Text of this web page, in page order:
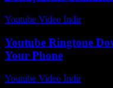
Youtube Video İndir-
Youtube Ringtone
Your Phone
Youtube Video İndir-